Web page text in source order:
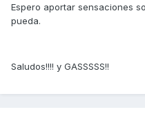
Espero aportar sensaciones
pueda.
Saludos!!!! y GASSSSS!!